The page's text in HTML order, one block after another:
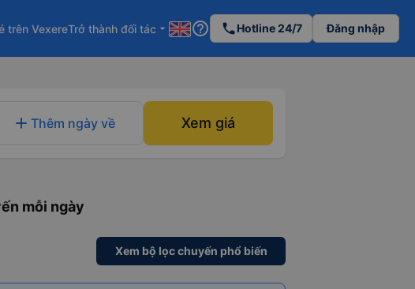
trên VexereTrở thành đối tác arrow_drop_down help_outline phoneHotline 24/7 Đăng nhập
add Thêm ngày về Xem giá
mỗi ngày
Xem bộ lọc chuyến phổ biến